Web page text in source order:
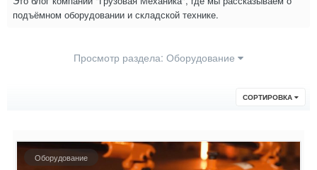
подъёмном оборудовании и складской технике.
Просмотр раздела: Оборудование
СОРТИРОВКА
Оборудование